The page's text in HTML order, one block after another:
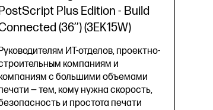
наилучшего качества):
Оптимизированное разрешение
до 2400 x 1200 т/д
Gigabit Ethernet (1000Base-T) (802.3,
802.3u, 802.3ab);
Высокоскоростной
сертифицированный порт USB 2.0
для непосредственной печати с
флеш-накопителей USB
Plus Edition - Build
(36’’) (3EK15W)
ИТ-отделов, проектно-
компаниям и
с большими объемами
— тем, кому нужна скорость,
и простота печати